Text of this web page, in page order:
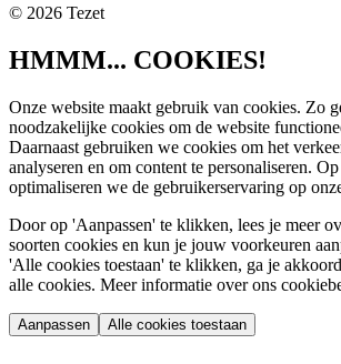
© 2026 Tezet
HMMM... COOKIES!
Onze website maakt gebruik van cookies. Zo
noodzakelijke cookies om de website
Daarnaast gebruiken we cookies om het
analyseren en om content te personaliseren.
optimaliseren we de gebruikerservaring op
Door op 'Aanpassen' te klikken, lees je meer
soorten cookies en kun je jouw voorkeuren
'Alle cookies toestaan' te klikken, ga je
alle cookies. Meer informatie over ons
Aanpassen Alle cookies toestaan